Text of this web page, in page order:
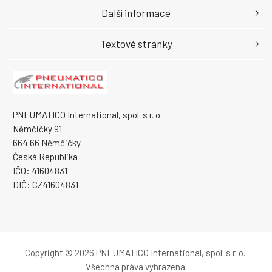
PNEUMATICO International, spol. s r. o.
Němčičky 91
664 66 Němčičky
Česká Republika
IČO: 41604831
DIČ: CZ41604831
Další informace
Textové stránky
Copyright © 2026 PNEUMATICO International, spol. s r. o.
Všechna práva vyhrazena.